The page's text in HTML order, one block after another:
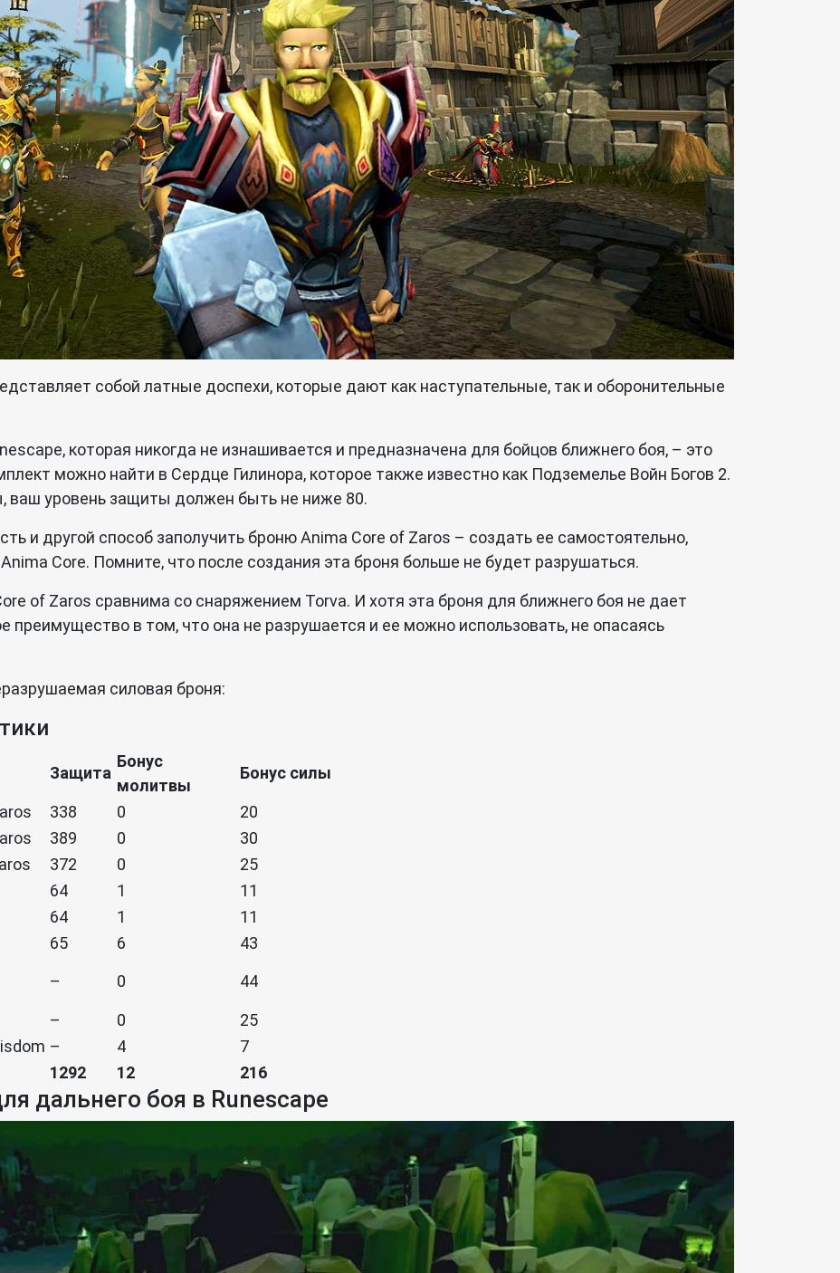
собой латные доспехи, которые дают как наступательные, так и оборонительные
которая никогда не изнашивается и предназначена для бойцов ближнего боя, – это
можно найти в Сердце Гилинора, которое также известно как Подземелье Войн Богов 2.
ваш уровень защиты должен быть не ниже 80.
и другой способ заполучить броню Anima Core of Zaros – создать ее самостоятельно,
Core. Помните, что после создания эта броня больше не будет разрушаться.
of Zaros сравнима со снаряжением Torva. И хотя эта броня для ближнего боя не дает
преимущество в том, что она не разрушается и ее можно использовать, не опасаясь
силовая броня:
Защита
Бонус
молитвы
Бонус силы
338 0
20
389 0
30
372 0
25
64 1
11
64 1
11
65 6
43
– 0 44
– 0
25
– 4
7
1292 12 216
дальнего боя в Runescape